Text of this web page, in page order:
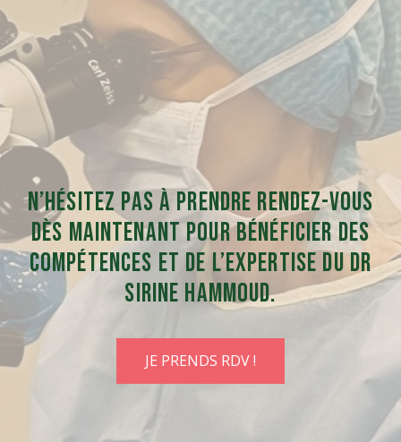
N’hésitez pas à prendre rendez-vous
dès maintenant pour bénéficier des
compétences et de l’expertise du Dr
Sirine Hammoud.
JE PRENDS RDV !